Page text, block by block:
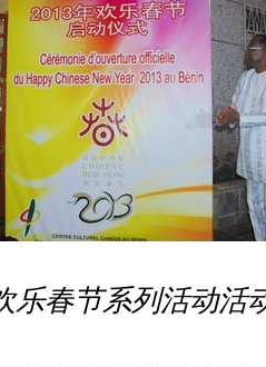
欢乐春